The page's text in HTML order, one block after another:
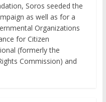
Soros seeded the
as well as for a
Organizations
for Citizen
(formerly the
Commission) and